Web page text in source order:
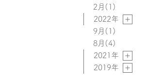
2月 (1)
2022年
9月 (1)
8月 (4)
2021年
2019年